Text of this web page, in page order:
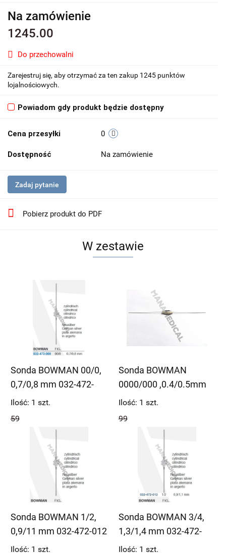
Na zamówienie
1245.00
Do przechowalni
Zarejestruj się, aby otrzymać za ten zakup 1245 punktów
lojalnościowych.
Powiadom gdy produkt będzie dostępny
Cena przesyłki 0
Dostępność Na zamówienie
Zadaj pytanie
Pobierz produkt do PDF
W zestawie
Sonda BOWMAN 00/0,
0,7/0,8 mm 032-472-
000
59
Ilość: 1 szt.
Sonda BOWMAN
0000/000 ,0.4/0.5mm
032-478-000
99
Ilość: 1 szt.
Sonda BOWMAN 1/2,
0,9/11 mm 032-472-012
Ilość: 1 szt.
Sonda BOWMAN 3/4,
1,3/1,4 mm 032-472-
034
Ilość: 1 szt.